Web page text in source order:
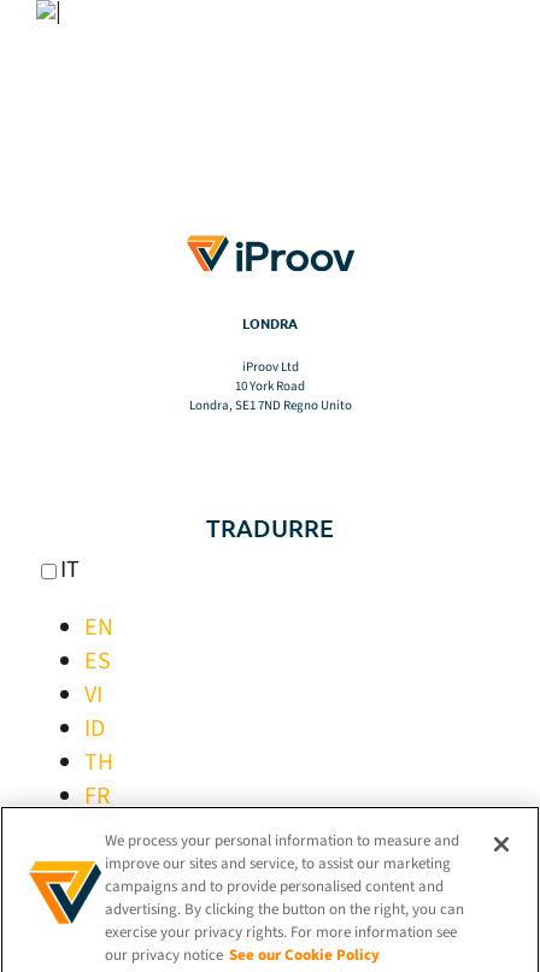
LONDRA
iProov Ltd
10 York Road
Londra, SE1 7ND Regno Unito
TRADURRE
IT
EN
ES
VI
ID
TH
FR
PT
DE
PT-BR
RIMANETE CONNESSI!
We process your personal information to measure and
improve our sites and service, to assist our marketing
campaigns and to provide personalised content and
advertising. By clicking the button on the right, you can
exercise your privacy rights. For more information see
our privacy notice See our Cookie Policy